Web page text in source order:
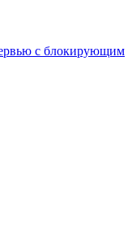
с блокирующим